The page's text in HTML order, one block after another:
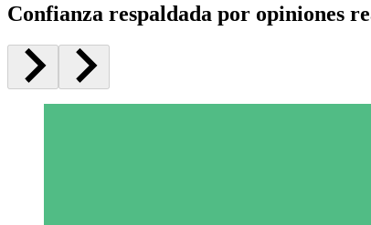
Confianza respaldada por opiniones